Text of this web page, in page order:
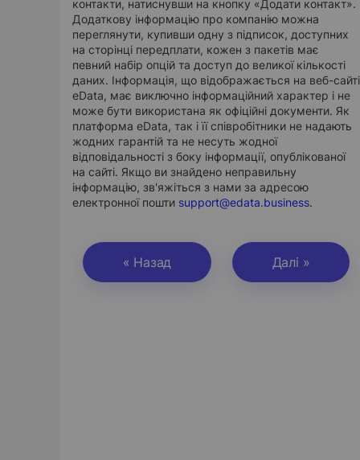
контакти, натиснувши на кнопку «Додати контакт».
Додаткову інформацію про компанію можна
переглянути, купивши одну з підписок, доступних
на сторінці передплати, кожен з пакетів має
певний набір опцій та доступ до великої кількості
даних. Інформація, що відображається на веб-сайті
eData, має виключно інформаційний характер і не
може бути використана як офіційні документи. Як
платформа eData, так і її співробітники не надають
жодних гарантій та не несуть жодної
відповідальності з боку інформації, опублікованої
на сайті. Якщо ви знайдено неправильну
інформацію, зв'яжіться з нами за адресою
електронної пошти support@edata.business.
« Назад Далі »